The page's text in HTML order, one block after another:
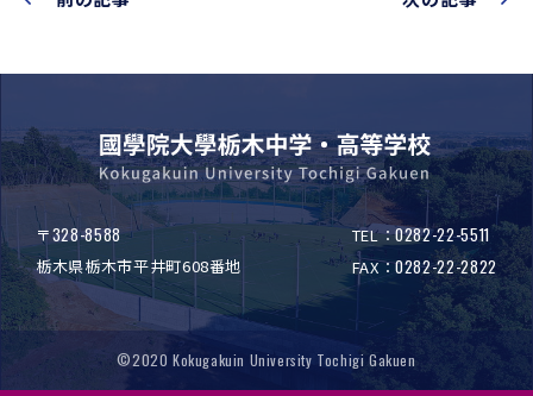
〒328-8588
栃木県栃木市平井町608番地
TEL：0282-22-5511
FAX：0282-22-2822
©2020 Kokugakuin University Tochigi Gakuen